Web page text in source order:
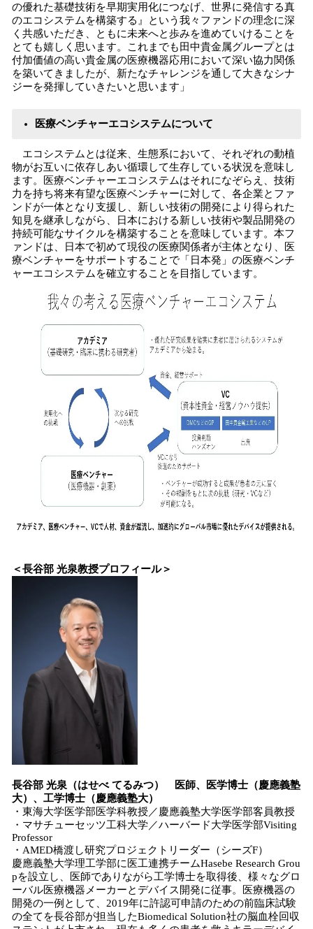
の優れた基礎技術を早期実用化につなげ、世界に発信する真
のエコシステムを構築する』という我々ファンドの理念に深
く共感いただき、ともに未来へと歩みを進めていけることを
とても嬉しく思います。これまでも田中貴金属グループとは
付加価値の高い貴金属の医療機器応用において深い協力関係
を築いてきましたが、新たなチャレンジを通して大きなシナ
ジーを発揮していきたいと思います」
医療ベンチャーエコシステムについて
エコシステムとは従来、生態系において、それぞれの動植
物がお互いに依存しあい循環して生存している状況を意味し
ます。医療ベンチャーエコシステムはそれになぞらえ、技術
力を持ち将来有望な医療ベンチャーに対して、各企業とファ
ンドが一体となり支援し、新しい技術の開発により得られた
知見を継承しながら、日本における新しい技術や製品開発の
持続可能なサイクルを構築することを意味しています。本フ
ァンドは、日本で初めて現役の医療関係者が主体となり、医
療ベンチャーをサポートすることで「日本発」の医療ベンチ
ャーエコシステムを確立することを目指しています。
＜長谷部 光泉教授プロフィール＞
長谷部 光泉（はせべ てるみつ） 医師、医学博士（慶應義塾
大）、工学博士（慶應義塾大）
・東海大学医学部医学科教授／慶應義塾大学医学部客員教授
・マサチューセッツ工科大学／ハーバード大学医学部Visiting
Professor
・AMED橋渡し研究プロジェクトリーダー（シーズF）
慶應義塾大学理工学部に医工連携チームHasebe Research Grou
pを設立し、医師でありながら工学博士を取得後、様々なグロ
ーバル医療機器メーカーとデバイス開発に従事。医療機器の
開発の一例として、2019年に許認可申請のための前臨床試験
の全てを長谷部が担当したBiomedical Solution社の脳血栓回収